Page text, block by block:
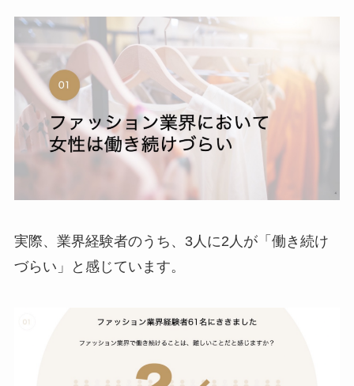
実際、業界経験者のうち、3人に2人が「働き続け
づらい」と感じています。